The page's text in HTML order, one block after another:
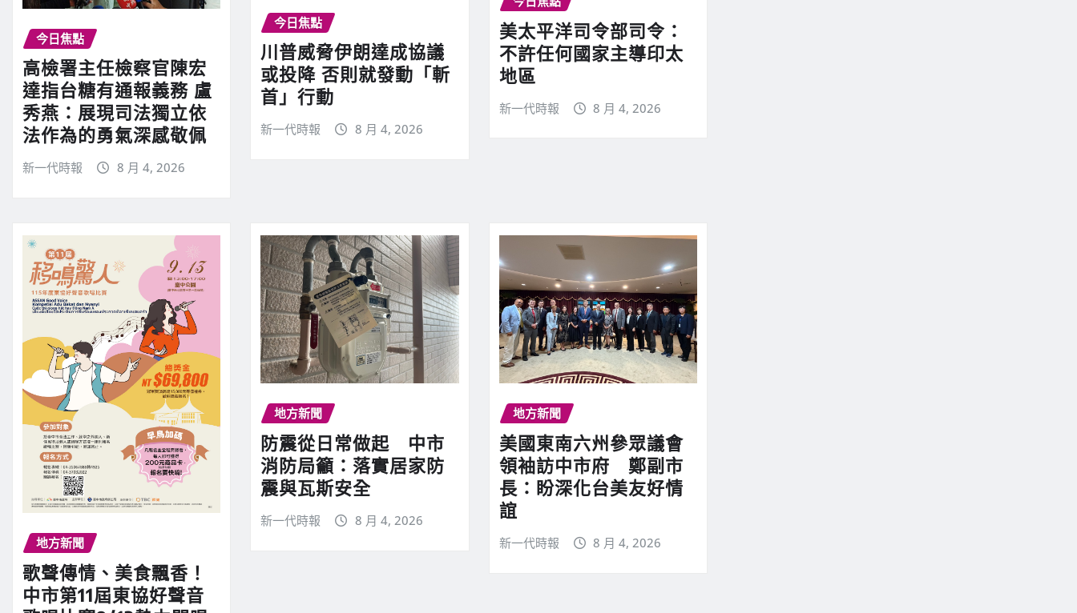
今日焦點
高檢署主任檢察官陳宏
達指台糖有通報義務 盧
秀燕：展現司法獨立依
法作為的勇氣深感敬佩
新一代時報 8 月 4, 2026
今日焦點
川普威脅伊朗達成協議
或投降 否則就發動「斬
首」行動
新一代時報 8 月 4, 2026
美太平洋司令部司令：
不許任何國家主導印太
地區
新一代時報 8 月 4, 2026
地方新聞
歌聲傳情、美食飄香！
中市第11屆東協好聲音
地方新聞
防震從日常做起 中市
消防局籲：落實居家防
震與瓦斯安全
新一代時報 8 月 4, 2026
地方新聞
美國東南六州參眾議會
領袖訪中市府 鄭副市
長：盼深化台美友好情
誼
新一代時報 8 月 4, 2026